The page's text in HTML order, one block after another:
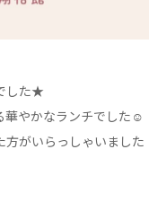
した★
華やかなランチでした☺
方がいらっしゃいました